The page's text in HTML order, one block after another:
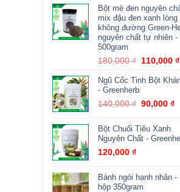
Bột mè đen nguyên
mix đậu đen xanh lòng
không đường Green-
nguyên chất tự nhiên -
500gram
180,000₫ 110,000₫
Ngũ Cốc Tinh Bột
- Greenherb
140,000₫ 90,000₫
Bột Chuối Tiêu Xanh
Nguyên Chất -
120,000 ₫
Bánh ngói hạnh nhân -
hộp 350gram